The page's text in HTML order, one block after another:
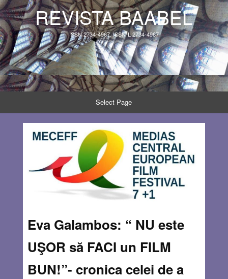
REVISTA BAABEL
ISSN 2734-4967, ISSN-L 2734-4967
Select Page
Eva Galambos: “ NU este
UŞOR să FACI un FILM
BUN!”- cronica celei de a